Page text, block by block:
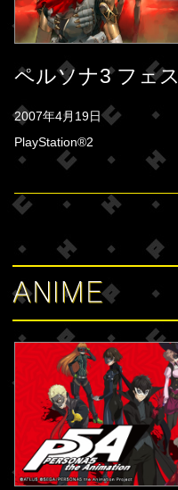
ペルソナ3 フェス
2007年4月19日
PlayStation®2